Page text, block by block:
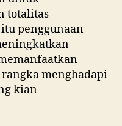
totalitas
penggunaan
menghadapi
kian